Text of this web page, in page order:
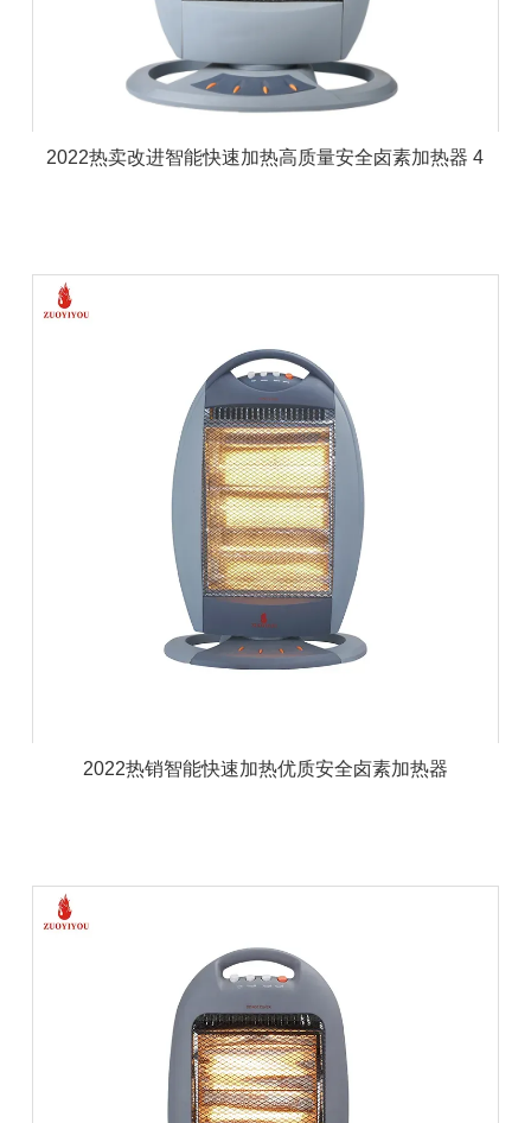
2022热卖改进智能快速加热高质量安全卤素加热器 4
2022热销智能快速加热优质安全卤素加热器